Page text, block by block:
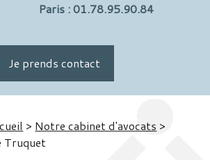
Paris : 01.78.95.90.84
Je prends contact
> Notre cabinet d'avocats >
Truquet